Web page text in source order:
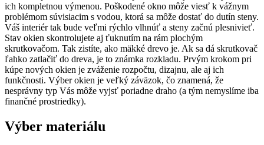
ich kompletnou výmenou. Poškodené okno môže viesť k vážnym
problémom súvisiacim s vodou, ktorá sa môže dostať do dutín steny.
Váš interiér tak bude veľmi rýchlo vlhnúť a steny začnú plesnivieť.
Stav okien skontrolujete aj ťuknutím na rám plochým
skrutkovačom. Tak zistíte, ako mäkké drevo je. Ak sa dá skrutkovač
ľahko zatlačiť do dreva, je to známka rozkladu. Prvým krokom pri
kúpe nových okien je zváženie rozpočtu, dizajnu, ale aj ich
funkčnosti. Výber okien je veľký záväzok, čo znamená, že
nesprávny typ Vás môže vyjsť poriadne draho (a tým nemyslíme iba
finančné prostriedky).
Výber materiálu